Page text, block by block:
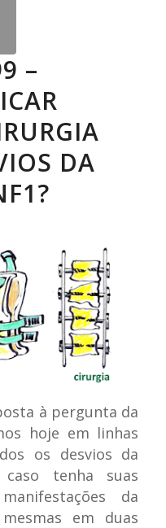
–
DA
à pergunta da
hoje em linhas
os desvios da
tenha suas
da
em duas